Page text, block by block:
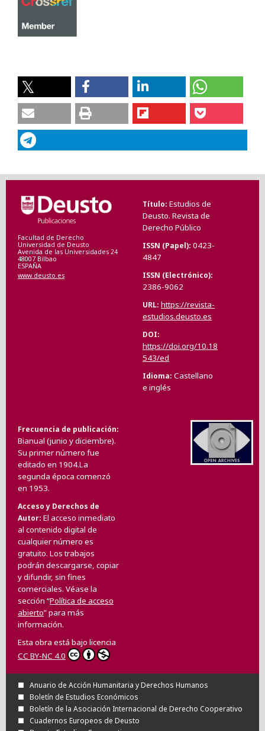
Facultad de Derecho
Universidad de Deusto
Avenida de las Universidades 24
48007 Bilbao
ESPAÑA
www.deusto.es
Título Estudios de
Deusto. Revista de
Derecho Público
ISSN (Papel) 0423-
4847
ISSN (Electrónico)
2386-9062
URL https://revista-
estudios.deusto.es
DOI
https://doi.org/10.18
543/ed
Idioma Castellano
e inglés
Frecuencia de publicación
Bianual (junio y diciembre).
Su primer número fue
editado en 1904.La
segunda época comenzó
en 1953.
Acceso y Derechos de
Autor El acceso inmediato
al contenido digital de
cualquier número es
gratuito. Los trabajos
podrán descargarse, copiar
y difundir, sin fines
comerciales. Véase la
sección “Política de acceso
abierto” para más
información.
Esta obra está bajo licencia
CC BY-NC 4.0
Anuario de Acción Humanitaria y Derechos Humanos
Boletín de Estudios Económicos
Boletín de la Asociación Internacional de Derecho Cooperativo
Cuadernos Europeos de Deusto